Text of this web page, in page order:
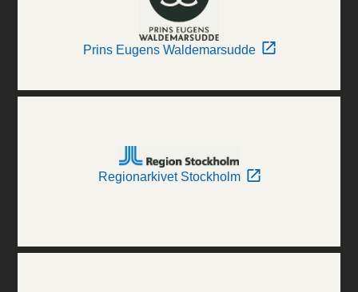
Prins Eugens Waldemarsudde
Regionarkivet Stockholm